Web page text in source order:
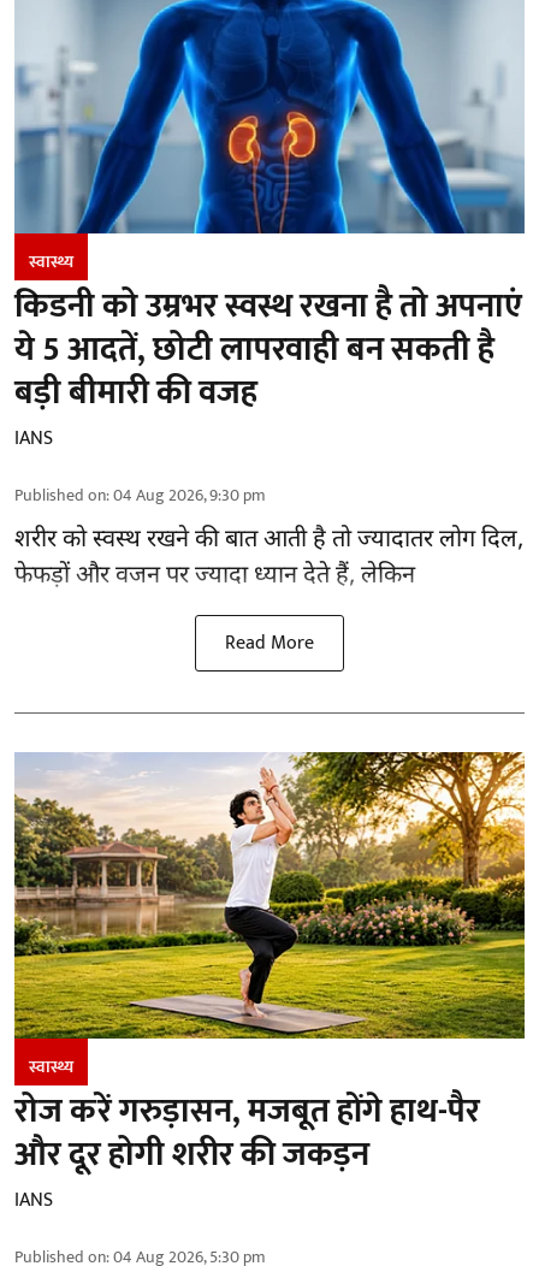
स्वास्थ्य
किडनी को उम्रभर स्वस्थ रखना है तो अपनाएं
ये 5 आदतें, छोटी लापरवाही बन सकती है
बड़ी बीमारी की वजह
IANS
Published on:04 Aug 2026, 9:30 pm
शरीर को स्वस्थ रखने की बात आती है तो ज्यादातर लोग दिल,
फेफड़ों और वजन पर ज्यादा ध्यान देते हैं, लेकिन
Read More
स्वास्थ्य
रोज करें गरुड़ासन, मजबूत होंगे हाथ-पैर
और दूर होगी शरीर की जकड़न
IANS
Published on:04 Aug 2026, 5:30 pm